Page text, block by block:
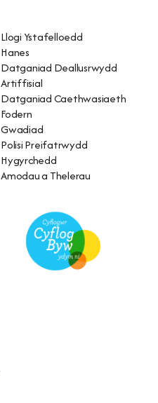
Llogi Ystafelloedd
Hanes
Datganiad Deallusrwydd
Artiffisial
Datganiad Caethwasiaeth
Fodern
Gwadiad
Polisi Preifatrwydd
Hygyrchedd
Amodau a Thelerau